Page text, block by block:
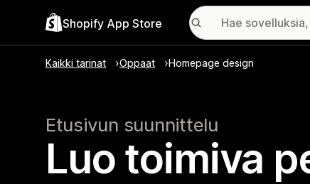
Shopify App Store
Kaikki tarinat Oppaat Homepage design
Etusivun suunnittelu
Luo toimiva